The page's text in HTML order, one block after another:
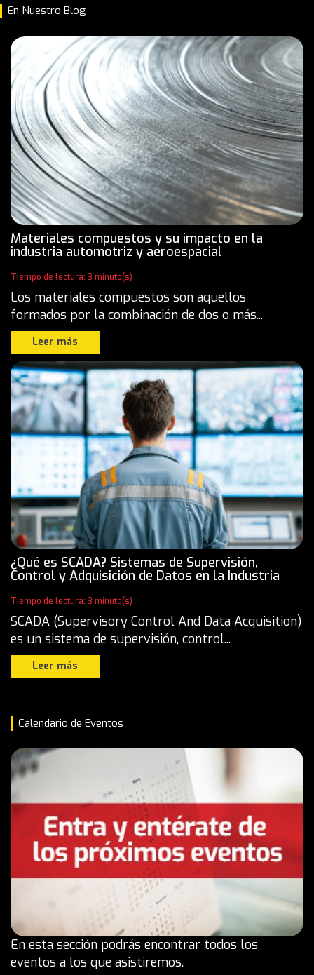
En Nuestro Blog
Materiales compuestos y su impacto en la
industria automotriz y aeroespacial
Tiempo de lectura: 3 minuto(s)
Los materiales compuestos son aquellos
formados por la combinación de dos o más...
Leer más
¿Qué es SCADA? Sistemas de Supervisión,
Control y Adquisición de Datos en la Industria
Tiempo de lectura: 3 minuto(s)
SCADA (Supervisory Control And Data Acquisition)
es un sistema de supervisión, control...
Leer más
Calendario de Eventos
En esta sección podrás encontrar todos los
eventos a los que asistiremos.